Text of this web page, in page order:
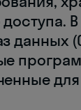
данных